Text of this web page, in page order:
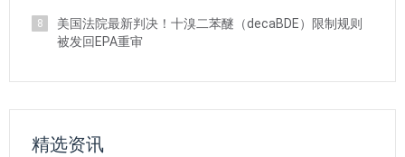
8
美国法院最新判决！十溴二苯醚（decaBDE）限制规则
被发回EPA重审
精选资讯